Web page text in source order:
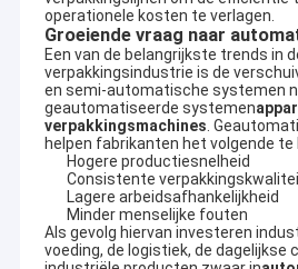
operationele kosten te verlagen.
Groeiende vraag naar
Een van de belangrijkste trends in
verpakkingsindustrie is de
en semi-automatische systemen
geautomatiseerde systemen
verpakkingsmachines.
helpen fabrikanten het volgende te
Hogere productiesnelheid
Consistente
Lagere arbeidsafhankelijkheid
Minder menselijke fouten
Als gevolg hiervan investeren
voeding, de logistiek, de dagelijkse